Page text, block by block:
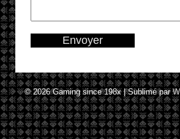
© 2026Gaming since 198x|Sublimé par